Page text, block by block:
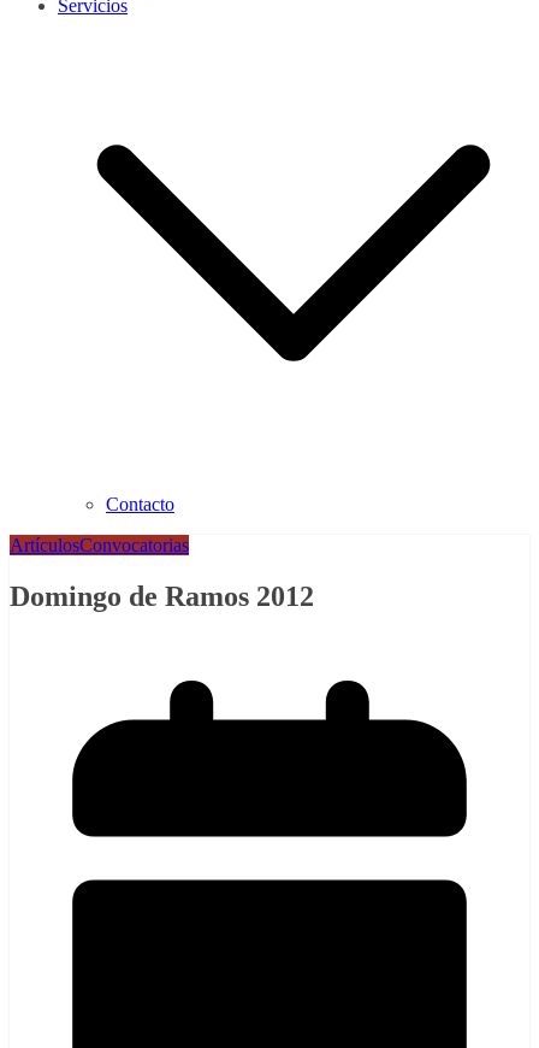
Servicios
Contacto
ArtículosConvocatorias
Domingo de Ramos 2012